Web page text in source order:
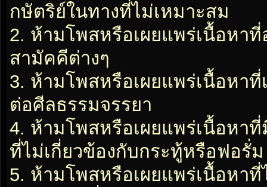
กษัตริย์ในทางที่ไม่เหมาะสม
2. ห้ามโพสหรือเผยแพร่เนื้อหา
สามัคคีต่างๆ
3. ห้ามโพสหรือเผยแพร่เนื้อหา
ต่อศีลธรรมจรรยา
4. ห้ามโพสหรือเผยแพร่เนื้อหา
ที่ไม่เกี่ยวข้องกับกระทู้หรือฟอรั่ม
5. ห้ามโพสหรือเผยแพร่เนื้อหา